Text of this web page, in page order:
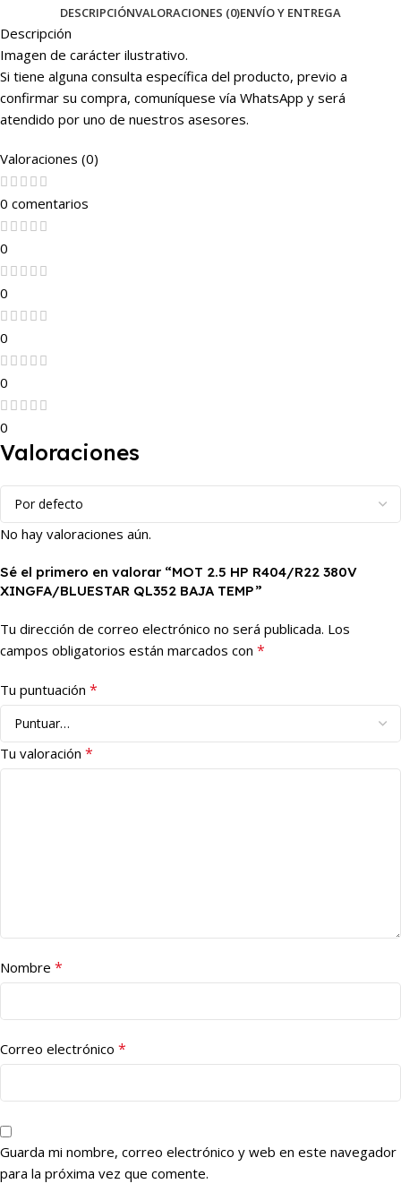
DESCRIPCIÓNVALORACIONES (0)ENVÍO Y ENTREGA
Descripción
Imagen de carácter ilustrativo.
Si tiene alguna consulta específica del producto, previo a
confirmar su compra, comuníquese vía WhatsApp y será
atendido por uno de nuestros asesores.
Valoraciones (0)
0 comentarios
0
0
0
0
0
Valoraciones
No hay valoraciones aún.
Sé el primero en valorar “MOT 2.5 HP R404/R22 380V
XINGFA/BLUESTAR QL352 BAJA TEMP”
Tu dirección de correo electrónico no será publicada. Los
campos obligatorios están marcados con *
Tu puntuación *
Tu valoración *
Nombre *
Correo electrónico *
Guarda mi nombre, correo electrónico y web en este navegador
para la próxima vez que comente.